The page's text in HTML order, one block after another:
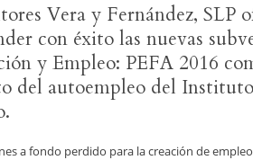
Vera y Fernández, SLP
con éxito las nuevas
y Empleo: PEFA 2016
del autoempleo del
a fondo perdido para la creación de